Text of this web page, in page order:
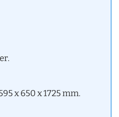
x 650 x 1725 mm.